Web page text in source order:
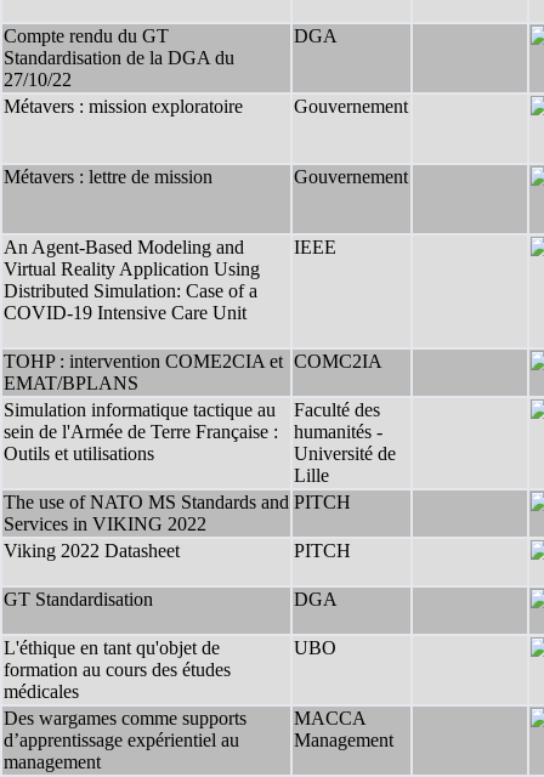
Compte rendu du GT
Standardisation de la DGA du
27/10/22
DGA
Métavers : mission exploratoire Gouvernement
Métavers : lettre de mission Gouvernement
An Agent-Based Modeling and
Virtual Reality Application Using
Distributed Simulation: Case of a
COVID-19 Intensive Care Unit
IEEE
TOHP : intervention COME2CIA et
EMAT/BPLANS
COMC2IA
Simulation informatique tactique au
sein de l'Armée de Terre Française :
Outils et utilisations
Faculté des
humanités -
Université de
Lille
The use of NATO MS Standards and
Services in VIKING 2022
PITCH
Viking 2022 Datasheet PITCH
GT Standardisation DGA
L'éthique en tant qu'objet de
formation au cours des études
médicales
UBO
Des wargames comme supports
d’apprentissage expérientiel au
management
MACCA
Management